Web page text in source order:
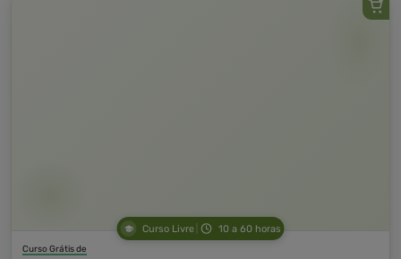
Curso Livre 10 a 60 horas
Curso Grátis de